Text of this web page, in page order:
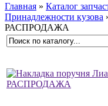
Главная » Каталог
Принадлежности кузова
РАСПРОДАЖА